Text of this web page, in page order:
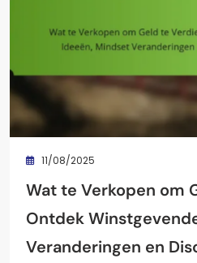
11/08/2025
Wat te Verkopen om
Ontdek
Veranderingen en